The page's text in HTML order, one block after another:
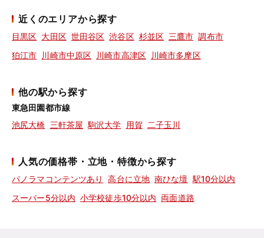
近くのエリアから探す
目黒区 大田区 世田谷区 渋谷区 杉並区 三鷹市 調布市
狛江市
川崎市中原区 川崎市高津区 川崎市多摩区
他の駅から探す
東急田園都市線
池尻大橋 三軒茶屋 駒沢大学 用賀 二子玉川
人気の価格帯・立地・特徴から探す
パノラマコンテンツあり 高台に立地 南ひな壇 駅10分以内
スーパー5分以内 小学校徒歩10分以内 両面道路